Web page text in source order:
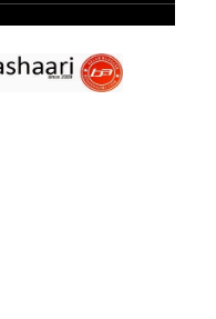
Dah beberapa hari cuaca